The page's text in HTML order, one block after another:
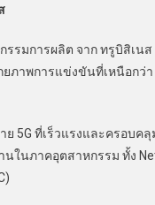
การผลิต จาก ทรูบิสิเนส
ภาพการแข่งขันที่เหนือก
ย 5G ที่เร็วแรงและครอบ
นภาคอุตสาหกรรม ทั้ง